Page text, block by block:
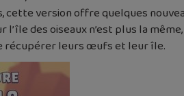
cette version offre quelques
des oiseaux n’est plus la
récupérer leurs œufs et leur île.